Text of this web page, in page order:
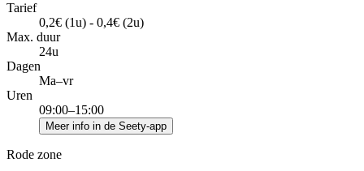
Tarief
0,2€ (1u) - 0,4€ (2u)
Max. duur
24u
Dagen
Ma–vr
Uren
09:00–15:00
Meer info in de Seety-app
Rode zone